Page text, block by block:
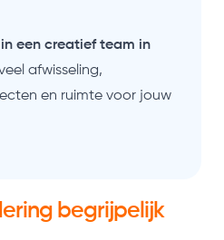
een creatief team in
afwisseling,
en ruimte voor jouw
begrijpelijk